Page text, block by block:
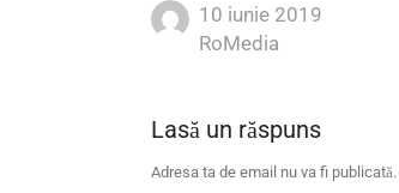
10 iunie 2019
Author
RoMedia
Lasă un răspuns
Adresa ta de email nu va fi publicată.